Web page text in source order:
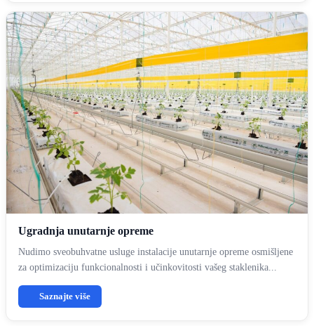
Ugradnja unutarnje opreme
Nudimo sveobuhvatne usluge instalacije unutarnje opreme osmišljene
za optimizaciju funkcionalnosti i učinkovitosti vašeg staklenika...
Saznajte više